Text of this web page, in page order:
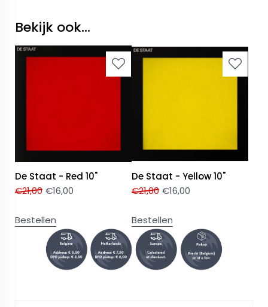
Bekijk ook...
De Staat - Red 10"
€21,00 €16,00
Bestellen
De Staat - Yellow 10"
€21,00 €16,00
Bestellen